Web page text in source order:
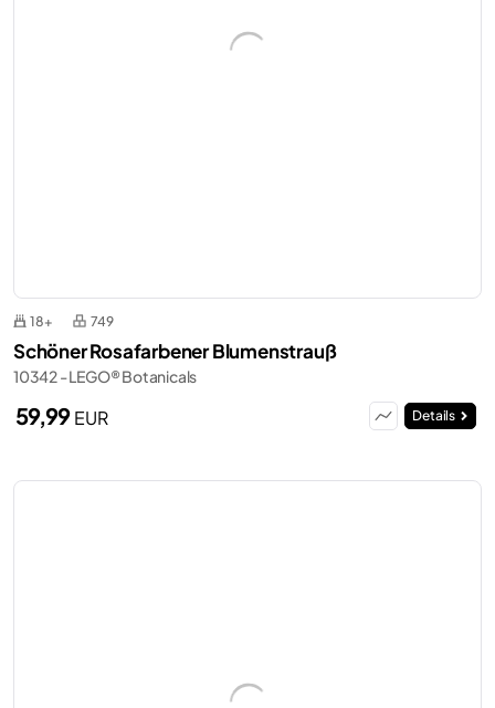
18+ 749
Schöner Rosafarbener Blumenstrauß
10342 - LEGO® Botanicals
59,99EUR Details